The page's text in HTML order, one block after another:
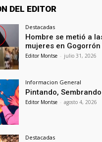
DEL EDITOR
Destacadas
Hombre se metió a
mujeres en
Editor Montse - julio 31, 2026
Informacion General
Pintando,
Editor Montse - agosto 4, 2026
Destacadas